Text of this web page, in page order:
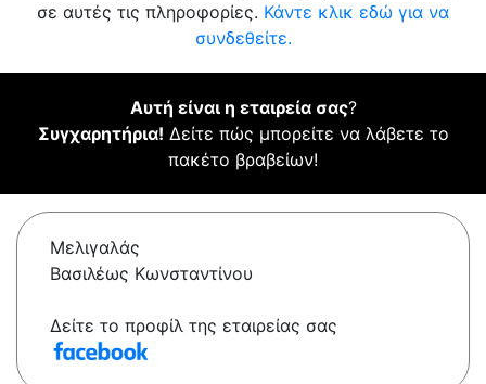
σε αυτές τις πληροφορίες. Κάντε κλικ εδώ για να
συνδεθείτε.
Αυτή είναι η εταιρεία σας?
Συγχαρητήρια! Δείτε πώς μπορείτε να λάβετε το
πακέτο βραβείων!
Μελιγαλάς
Βασιλέως Κωνσταντίνου
Δείτε το προφίλ της εταιρείας σας